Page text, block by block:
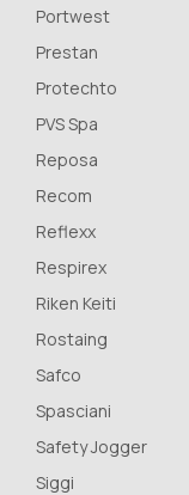
Portwest
Prestan
Protechto
PVS Spa
Reposa
Recom
Reflexx
Respirex
Riken Keiti
Rostaing
Safco
Spasciani
Safety Jogger
Siggi